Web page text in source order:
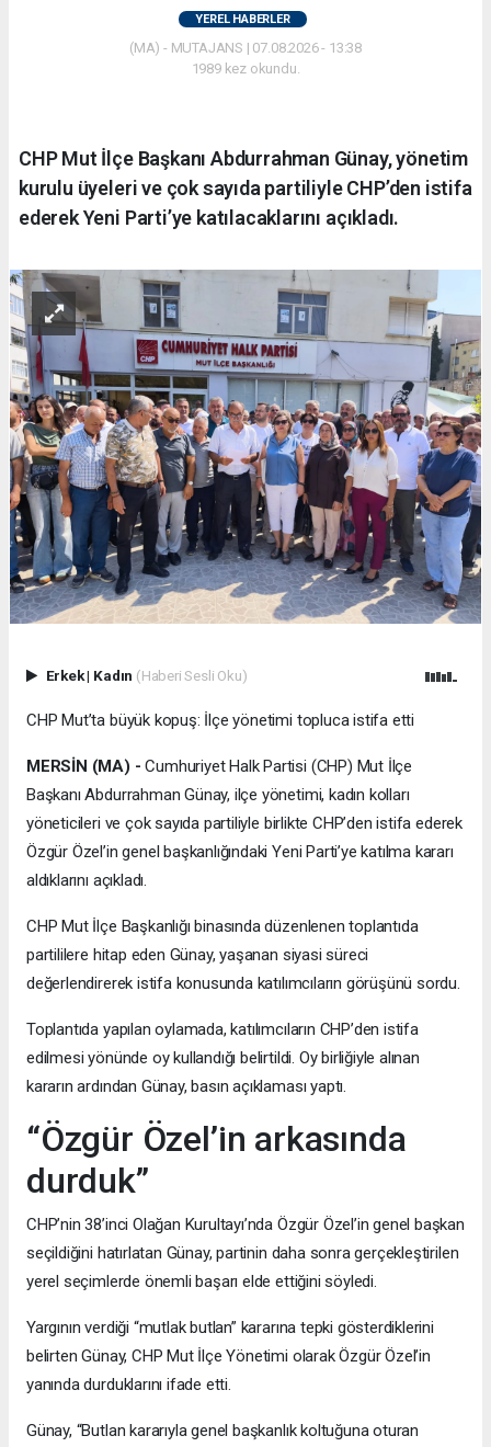
YEREL HABERLER
(MA) - MUTAJANS | 07.08.2026 - 13:38
1989 kez okundu.
CHP Mut İlçe Başkanı Abdurrahman Günay, yönetim
kurulu üyeleri ve çok sayıda partiliyle CHP’den istifa
ederek Yeni Parti’ye katılacaklarını açıkladı.
Erkek| Kadın (Haberi Sesli Oku)
CHP Mut’ta büyük kopuş: İlçe yönetimi topluca istifa etti
MERSİN (MA) - Cumhuriyet Halk Partisi (CHP) Mut İlçe
Başkanı Abdurrahman Günay, ilçe yönetimi, kadın kolları
yöneticileri ve çok sayıda partiliyle birlikte CHP’den istifa ederek
Özgür Özel’in genel başkanlığındaki Yeni Parti’ye katılma kararı
aldıklarını açıkladı.
CHP Mut İlçe Başkanlığı binasında düzenlenen toplantıda
partililere hitap eden Günay, yaşanan siyasi süreci
değerlendirerek istifa konusunda katılımcıların görüşünü sordu.
Toplantıda yapılan oylamada, katılımcıların CHP’den istifa
edilmesi yönünde oy kullandığı belirtildi. Oy birliğiyle alınan
kararın ardından Günay, basın açıklaması yaptı.
“Özgür Özel’in arkasında
durduk”
CHP’nin 38’inci Olağan Kurultayı’nda Özgür Özel’in genel başkan
seçildiğini hatırlatan Günay, partinin daha sonra gerçekleştirilen
yerel seçimlerde önemli başarı elde ettiğini söyledi.
Yargının verdiği “mutlak butlan” kararına tepki gösterdiklerini
belirten Günay, CHP Mut İlçe Yönetimi olarak Özgür Özel’in
yanında durduklarını ifade etti.
Günay, “Butlan kararıyla genel başkanlık koltuğuna oturan